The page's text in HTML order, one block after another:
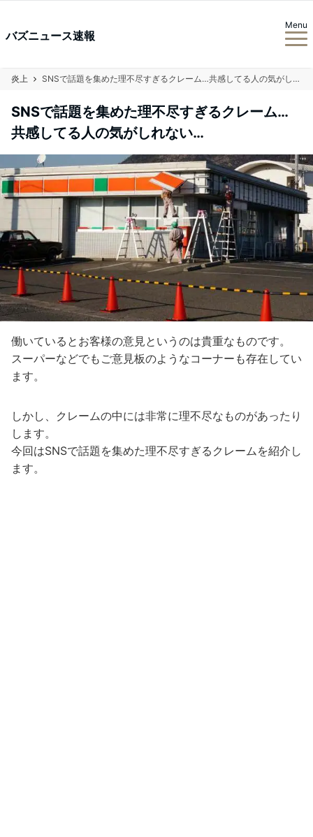
バズニュース速報
Menu
炎上 SNSで話題を集めた理不尽すぎるクレーム…共感してる人の気がしれない…
SNSで話題を集めた理不尽すぎるクレーム…
共感してる人の気がしれない…
働いているとお客様の意見というのは貴重なものです。
スーパーなどでもご意見板のようなコーナーも存在してい
ます。
しかし、クレームの中には非常に理不尽なものがあったり
します。
今回はSNSで話題を集めた理不尽すぎるクレームを紹介し
ます。